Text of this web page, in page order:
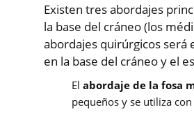
Existen tres abordajes
la base del cráneo (los
abordajes quirúrgicos será
en la base del cráneo y el
El abordaje de la fosa
pequeños y se utiliza